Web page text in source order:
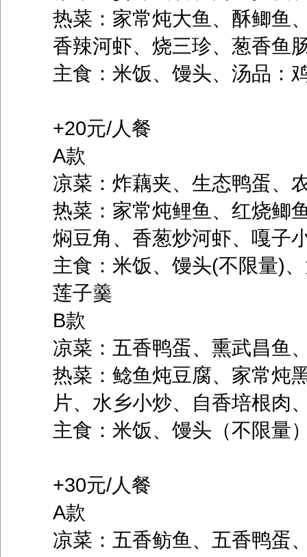
热菜：家常炖大鱼、酥鲫鱼
香辣河虾、烧三珍、葱香鱼
主食：米饭、馒头、汤品：
+20元/人餐
A款
凉菜：炸藕夹、生态鸭蛋、
热菜：家常炖鲤鱼、红烧鲫
焖豆角、香葱炒河虾、嘎子
主食：米饭、馒头(不限量)
莲子羹
B款
凉菜：五香鸭蛋、熏武昌鱼
热菜：鲶鱼炖豆腐、家常炖
片、水乡小炒、自香培根肉
主食：米饭、馒头（不限量
+30元/人餐
A款
凉菜：五香鲂鱼、五香鸭蛋